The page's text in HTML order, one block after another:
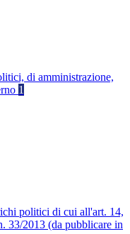
di amministrazione,
1
politici di cui all'art. 14,
33/2013 (da pubblicare in